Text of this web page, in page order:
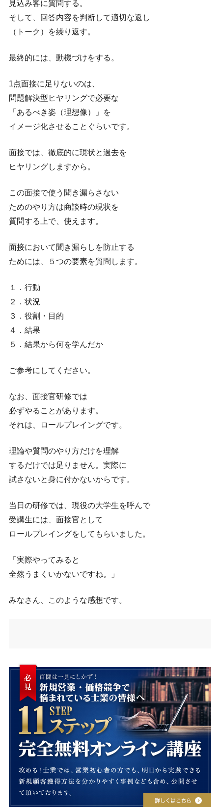
見込み客に質問する。
そして、回答内容を判断して適切な返し
（トーク）を繰り返す。
最終的には、動機づけをする。
1点面接に足りないのは、
問題解決型ヒヤリングで必要な
「あるべき姿（理想像）」を
イメージ化させることぐらいです。
面接では、徹底的に現状と過去を
ヒヤリングしますから。
この面接で使う聞き漏らさない
ためのやり方は商談時の現状を
質問する上で、使えます。
面接において聞き漏らしを防止する
ためには、５つの要素を質問します。
１．行動
２．状況
３．役割・目的
４．結果
５．結果から何を学んだか
ご参考にしてください。
なお、面接官研修では
必ずやることがあります。
それは、ロールプレイングです。
理論や質問のやり方だけを理解
するだけでは足りません。実際に
試さないと身に付かないからです。
当日の研修では、現役の大学生を呼んで
受講生には、面接官として
ロールプレイングをしてもらいました。
「実際やってみると
全然うまくいかないですね。」
みなさん、このような感想です。